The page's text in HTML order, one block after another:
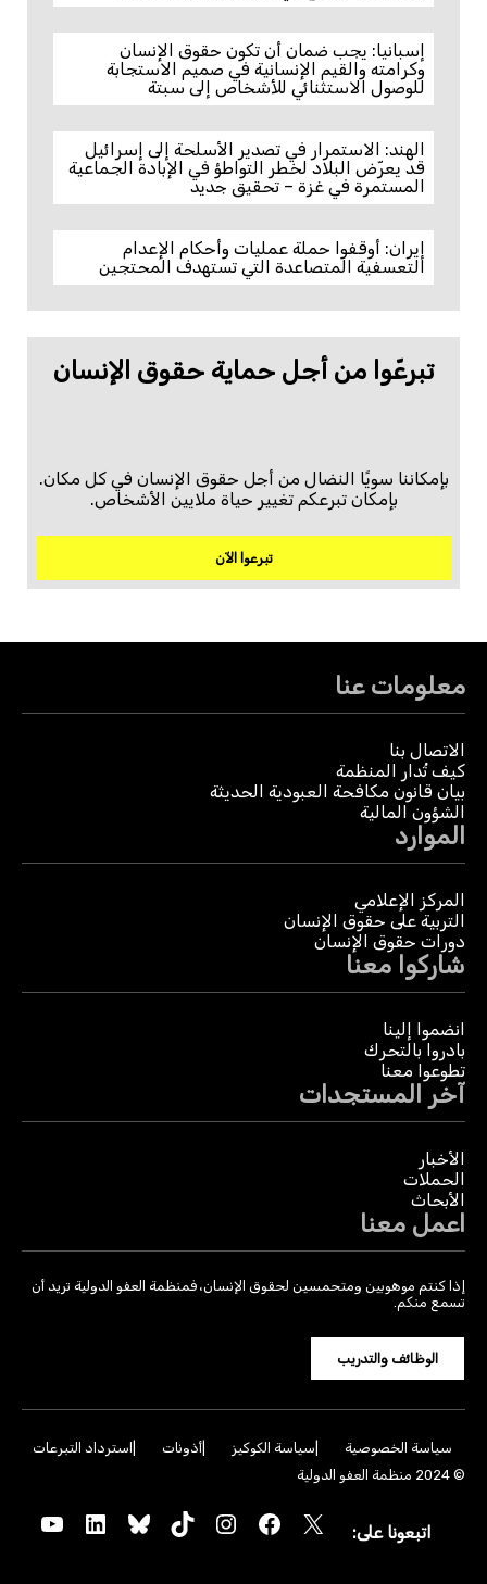
إسبانيا: يجب ضمان أن تكون حقوق الإنسان
وكرامته والقيم الإنسانية في صميم الاستجابة
للوصول الاستثنائي للأشخاص إلى سبتة
الهند: الاستمرار في تصدير الأسلحة إلى إسرائيل
قد يعرّض البلاد لخطر التواطؤ في الإبادة الجماعية
المستمرة في غزة – تحقيق جديد
إيران: أوقفوا حملة عمليات وأحكام الإعدام
التعسفية المتصاعدة التي تستهدف المحتجين
تبرعّوا من أجل حماية حقوق الإنسان
بإمكاننا سويًا النضال من أجل حقوق الإنسان في كل مكان.
بإمكان تبرعكم تغيير حياة ملايين الأشخاص.
تبرعوا الآن
معلومات عنا
الاتصال بنا
كيف تُدار المنظمة
بيان قانون مكافحة العبودية الحديثة
الشؤون المالية
الموارد
المركز الإعلامي
التربية على حقوق الإنسان
دورات حقوق الإنسان
شاركوا معنا
انضموا إلينا
بادروا بالتحرك
تطوعوا معنا
آخر المستجدات
الأخبار
الحملات
الأبحاث
اعمل معنا
إذا كنتم موهوبين ومتحمسين لحقوق الإنسان، فمنظمة العفو الدولية تريد أن
تسمع منكم.
الوظائف والتدريب
سياسة الخصوصية سياسة الكوكيز أذونات
استرداد التبرعات
© 2024 منظمة العفو الدولية
اتبعونا على: X
Facebook
Instagram
TikTok
Bluesky
LinkedIn
YouTube